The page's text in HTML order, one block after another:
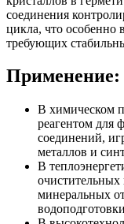
соединения
цикла, что особенно
требующих
Применение:
В химическом
реагентом для
соединений,
металлов и
В
минеральных